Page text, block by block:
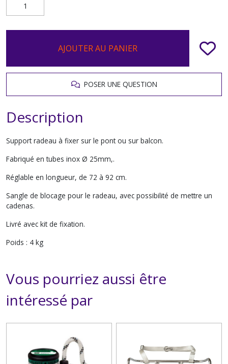
AJOUTER AU PANIER
POSER UNE QUESTION
Description
Support radeau à fixer sur le pont ou sur balcon.
Fabriqué en tubes inox Ø 25mm,.
Réglable en longueur, de 72 à 92 cm.
Sangle de blocage pour le radeau, avec possibilité de mettre un
cadenas.
Livré avec kit de fixation.
Poids : 4 kg
Vous pourriez aussi être
intéressé par